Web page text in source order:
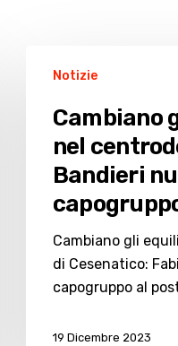
centrodestra:
Bandieri
nuovo
capogruppo
Notizie
Cambiano
nel
Bandieri
Cambiano gli
di Cesenatico:
capogruppo al
19 Dicembre 2023